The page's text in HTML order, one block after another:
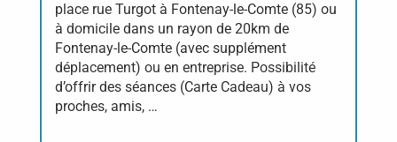
place rue Turgot à Fontenay-le-Comte (85) ou
à domicile dans un rayon de 20km de
Fontenay-le-Comte (avec supplément
déplacement) ou en entreprise. Possibilité
d’offrir des séances (Carte Cadeau) à vos
proches, amis, …